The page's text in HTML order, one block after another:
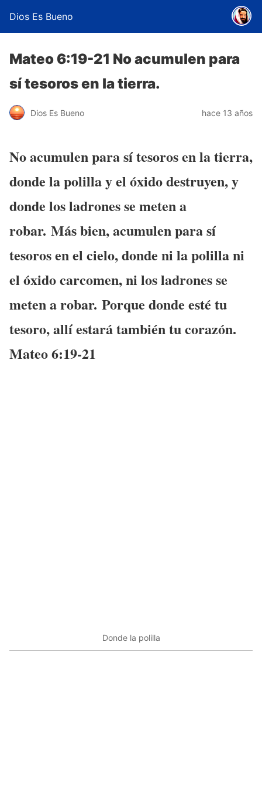
Dios Es Bueno
Mateo 6:19-21 No acumulen para
sí tesoros en la tierra.
Dios Es Bueno hace 13 años
No acumulen para sí tesoros en la tierra,
donde la polilla y el óxido destruyen, y
donde los ladrones se meten a
robar. Más bien, acumulen para sí
tesoros en el cielo, donde ni la polilla ni
el óxido carcomen, ni los ladrones se
meten a robar. Porque donde esté tu
tesoro, allí estará también tu corazón.
Mateo 6:19-21
Donde la polilla